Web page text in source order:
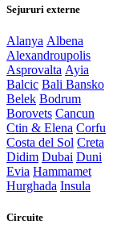
Sejururi externe
Alanya Albena
Alexandroupolis
Asprovalta Ayia
Balcic Bali Bansko
Belek Bodrum
Borovets Cancun
Ctin & Elena Corfu
Costa del Sol Creta
Didim Dubai Duni
Evia Hammamet
Hurghada Insula
Circuite